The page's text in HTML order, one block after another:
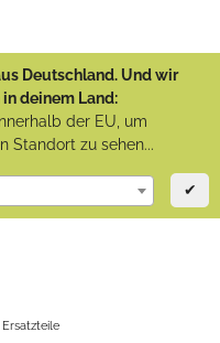
Deutschland. Und wir
deinem Land:
der EU, um
Standort zu sehen...
✔
Ersatzteile